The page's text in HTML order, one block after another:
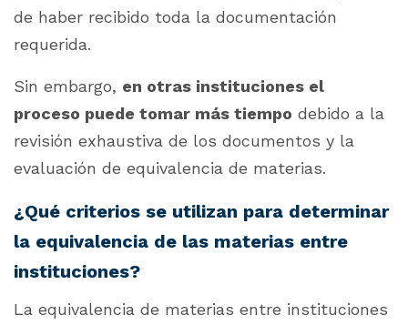
de haber recibido toda la documentación
requerida.
Sin embargo, en otras instituciones el
proceso puede tomar más tiempo debido a la
revisión exhaustiva de los documentos y la
evaluación de equivalencia de materias.
¿Qué criterios se utilizan para determinar
la equivalencia de las materias entre
instituciones?
La equivalencia de materias entre instituciones